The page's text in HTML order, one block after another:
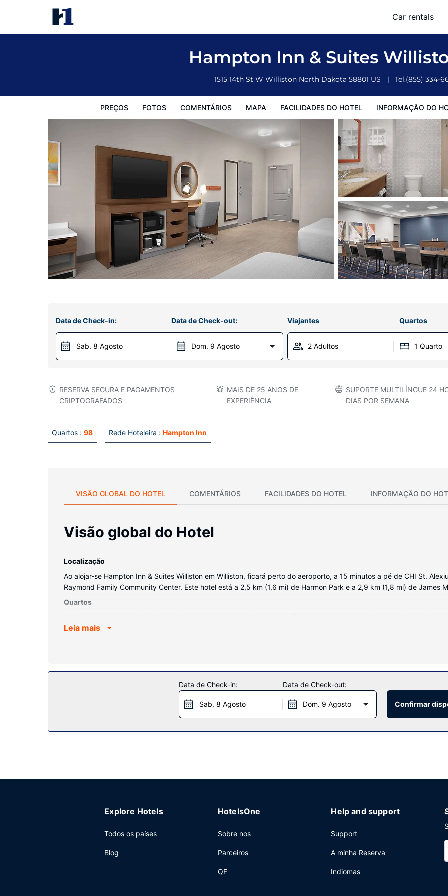
Car rentals
Hampton Inn & Suites
1515 14th St W Williston North Dakota 58801 US Tel.(855) 334-
PREÇOS FOTOS COMENTÁRIOS MAPA FACILIDADES DO HOTEL INFORMAÇÃO DO
Hampton Inn & Suites Williston
Preços Regulamentos do Hotel
Data de Check-in:
Sab. 8 Agosto
Data de Check-out:
Dom. 9 Agosto
Viajantes Quartos
2 Adultos 1 Quarto
RESERVA SEGURA E PAGAMENTOS
CRIPTOGRAFADOS
MAIS DE 25 ANOS DE
EXPERIÊNCIA
SUPORTE MULTILÍNGUE 24
DIAS POR SEMANA
Quartos : 98 Rede Hoteleira : Hampton Inn
VISÃO GLOBAL DO HOTEL COMENTÁRIOS FACILIDADES DO HOTEL INFORMAÇÃO DO
Visão global do Hotel
Localização
Ao alojar-se Hampton Inn & Suites Williston em Williston, ficará perto do aeroporto, a 15 minutos a pé de CHI St.
Raymond Family Community Center. Este hotel está a 2,5 km (1,6 mi) de Harmon Park e a 2,9 km (1,8 mi) de James
Quartos
internet com e sem fios para estar contactável. Ao final do dia, assista a uma seleção de entretenimento no televisor
horas. Entre as facilidades adicionais contam-se Wi-fi grátis, apoio para excursões/compra de bilhetes e
Hampton Inn & Suites Williston dispõe de snack-bar/pastelaria. Comece as suas manhãs da melhor forma com um
Leia mais
Data de Check-in:
Sab. 8 Agosto
Data de Check-out:
Dom. 9 Agosto Confirmar
Explore Hotels
Todos os países
Blog
HotelsOne
Sobre nos
Parceiros
QF
Help and support
Support
A minha Reserva
Indiomas